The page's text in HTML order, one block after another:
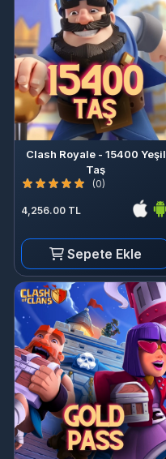
Clash Royale - 15400 Yeşil
Taş
(0)
4,256.00 TL
Sepete Ekle